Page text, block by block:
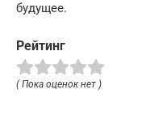
будущее.
Рейтинг
( Пока оценок нет )